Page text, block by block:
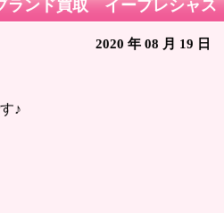
ランド買取 イープレシャス
2020 年 08 月 19 日
♪